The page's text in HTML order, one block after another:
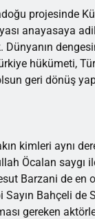
projesinde
anayasaya
Dünyanın
hükümeti,
geri dönüş
kimleri aynı
Öcalan saygı
Barzani de en
Sayın Bahçeli de
gereken